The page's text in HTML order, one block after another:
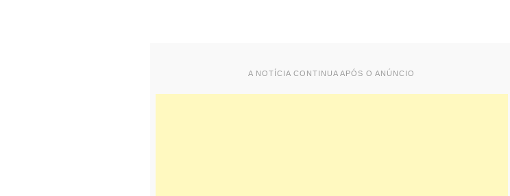
A NOTÍCIA CONTINUA APÓS O ANÚNCIO